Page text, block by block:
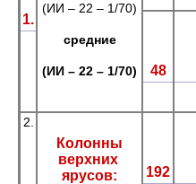
1.
(ИИ – 22 – 1/70)
средние
(ИИ – 22 – 1/70) 48
2.
Колонны
верхних
ярусов:
192